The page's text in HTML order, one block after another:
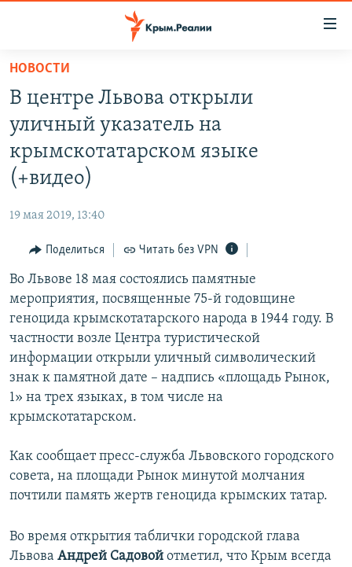
Вернуться
основному
содержанию
Вернутся
главной
Вернутся
поиску
СПЕЦПРОЕКТЫ
КАРТА ВОЕННЫХ ОБЪЕКТОВ КРЫМА
ИСТОРИЯ
ИНФОГРАФИКА
ТЕЛЕПРОЕКТ КРЫМ.РЕАЛИИ
СОВЕТЫ ПРАВОЗАЩИТНИКОВ
ПРОПАВШИЕ БЕЗ ВЕСТИ
ПОБЕДИТЕЛЕЙ НЕ СУДЯТ?
КРЫМ.НЕПОКОРЕННЫЙ
ELIFBE
УКРАИНСКАЯ ПРОБЛЕМА КРЫМА
РАДІО СВОБОДА
КАК ОБОЙТИ БЛОКИРОВКУ
Українською
Qırımtatar
ПРИСОЕДИНЯЙТЕСЬ!
Все сайты RFE/RL
НОВОСТИ
В центре Львова открыли
уличный указатель на
крымскотатарском языке
(+видео)
19 мая 2019, 13:40
Поделиться Читать без VPN
Во Львове 18 мая состоялись памятные
мероприятия, посвященные 75-й годовщине
геноцида крымскотатарского народа в 1944 году. В
частности возле Центра туристической
информации открыли уличный символический
знак к памятной дате – надпись «площадь Рынок,
1» на трех языках, в том числе на
крымскотатарском.
Как сообщает пресс-служба Львовского городского
совета, на площади Рынок минутой молчания
почтили память жертв геноцида крымских татар.
Во время открытия таблички городской глава
Львова Андрей Садовой отметил, что Крым всегда